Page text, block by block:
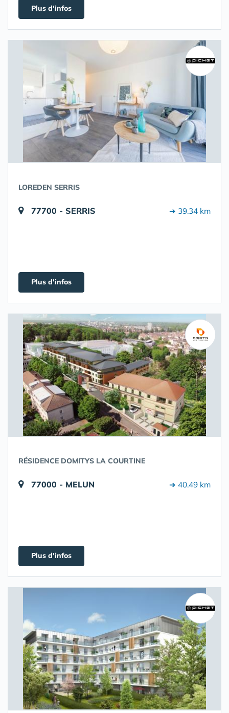
Plus d'infos
LOREDEN SERRIS
77700 - SERRIS ➔ 39.34 km
Plus d'infos
RÉSIDENCE DOMITYS LA COURTINE
77000 - MELUN ➔ 40.49 km
Plus d'infos